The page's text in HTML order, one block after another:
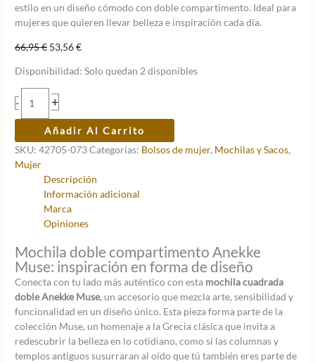
estilo en un diseño cómodo con doble compartimento. Ideal para
mujeres que quieren llevar belleza e inspiración cada día.
66,95€ El
original
era:
66,95 €.
53,56€El
actual
Disponibilidad: Solo quedan 2 disponibles
-
Mochila
cuadrada
Muse
cantidad
+
Añadir Al Carrito
SKU:42705-073Categorías: Bolsos de mujer, Mochilas y Sacos,
Mujer
Descripción
Información adicional
Marca
Opiniones
Mochila doble compartimento Anekke
Muse: inspiración en forma de diseño
Conecta con tu lado más auténtico con esta mochila cuadrada
doble Anekke Muse, un accesorio que mezcla arte, sensibilidad y
funcionalidad en un diseño único. Esta pieza forma parte de la
colección Muse, un homenaje a la Grecia clásica que invita a
redescubrir la belleza en lo cotidiano, como si las columnas y
templos antiguos susurraran al oído que tú también eres parte de